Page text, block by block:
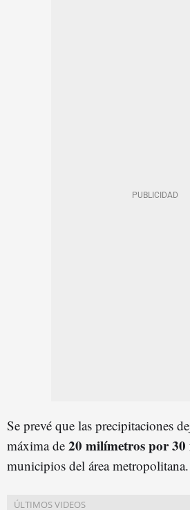
Se prevé que las precipitaciones
máxima de 20 milímetros por
municipios del área metropolitana.